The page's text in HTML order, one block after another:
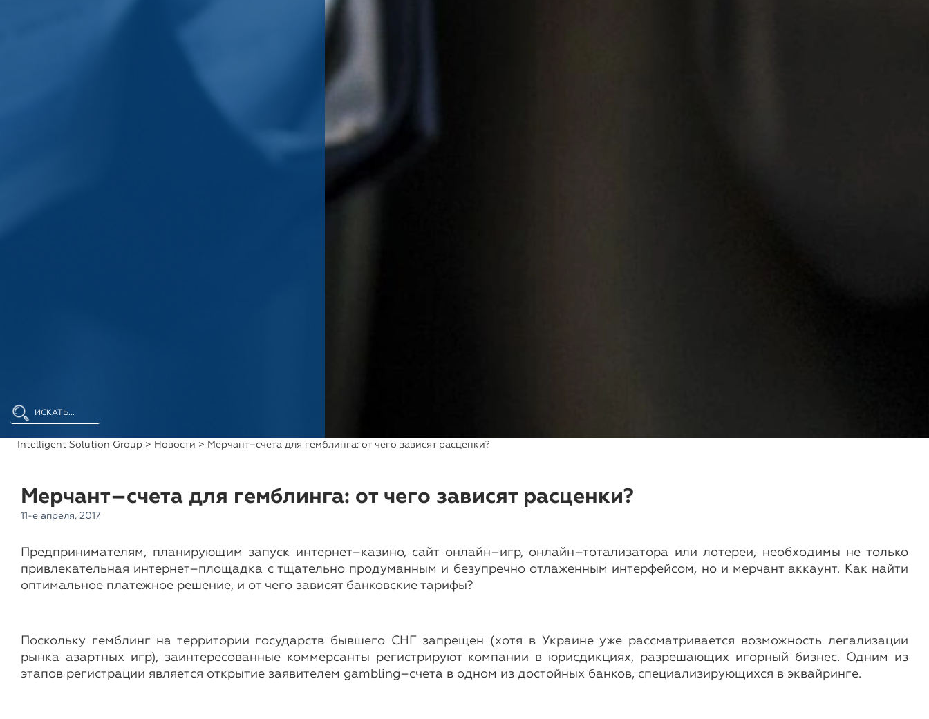
Intelligent Solution Group > Новости > Мерчант–счета для гемблинга: от чего зависят расценки?
Мерчант–счета для гемблинга: от чего зависят расценки?
11-е апреля, 2017
Предпринимателям, планирующим запуск интернет–казино, сайт онлайн–игр, онлайн–тотализатора или лотереи, необходимы не только
привлекательная интернет–площадка с тщательно продуманным и безупречно отлаженным интерфейсом, но и мерчант аккаунт. Как найти
оптимальное платежное решение, и от чего зависят банковские тарифы?
Поскольку гемблинг на территории государств бывшего СНГ запрещен (хотя в Украине уже рассматривается возможность легализации
рынка азартных игр), заинтересованные коммерсанты регистрируют компании в юрисдикциях, разрешающих игорный бизнес. Одним из
этапов регистрации является открытие заявителем gambling–счета в одном из достойных банков, специализирующихся в эквайринге.